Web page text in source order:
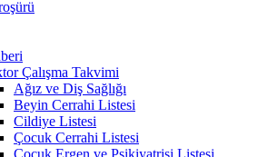
Çalışma Takvimi
Ağız ve Diş Sağlığı
Beyin Cerrahi Listesi
Cildiye Listesi
Çocuk Cerrahi Listesi
Çocuk Ergen ve Psikiyatrisi Listesi